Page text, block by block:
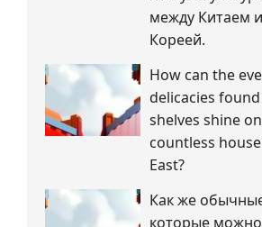
между Китаем
Кореей.
How can the
delicacies
shelves shine
countless
East?
Как же
которые